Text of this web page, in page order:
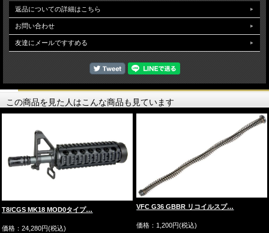
返品についての詳細はこちら
お問い合わせ
友達にメールですすめる
この商品を見た人はこんな商品も見ています
T8/CGS MK18 MOD0タイプ…
価格：24,280円(税込)
VFC G36 GBBR リコイルスプ…
価格：1,200円(税込)